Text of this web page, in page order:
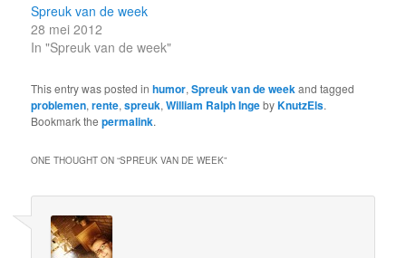
Spreuk van de week
28 mei 2012
In "Spreuk van de week"
This entry was posted inhumor,Spreuk van de weekand tagged
problemen,rente,spreuk,William Ralph IngebyKnutzEls.
Bookmark thepermalink.
ONE THOUGHT ON “SPREUK VAN DE WEEK”